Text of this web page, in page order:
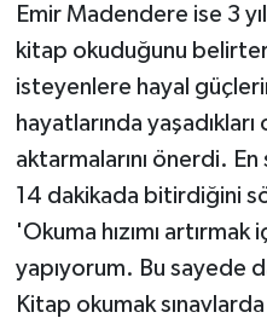
Emir Madendere ise 3
kitap okuduğunu
isteyenlere hayal
hayatlarında
aktarmalarını önerdi.
14 dakikada bitirdiğini
'Okuma hızımı
yapıyorum. Bu sayede
Kitap okumak